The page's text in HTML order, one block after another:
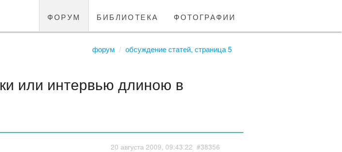
форум библиотека фотографии
форум обсуждение статей, страница 5
или интервью длиною в
20 августа 2009, 09:43:22 #38356